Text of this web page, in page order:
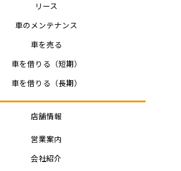
リース
車のメンテナンス
車を売る
車を借りる（短期）
車を借りる（長期）
店舗情報
営業案内
会社紹介